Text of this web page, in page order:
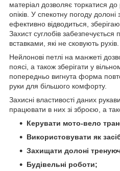
матеріал дозволяє торкатися
опіків. У спекотну погоду
ефективно відводиться,
Захист суглобів
вставками, які не сковують рухів.
Нейлонові петлі на манжеті
поясі, а також зберігати у
попередньо вигнута форма
руки для більшого комфорту.
Захисні властивості даних
працювати в них зі зброєю, а
Керувати мото-вело
Використовувати як
Захищати долоні
Будівельні роботи;